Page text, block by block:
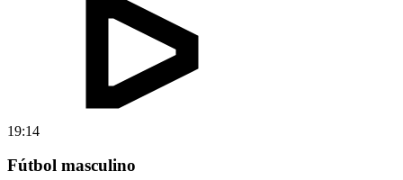
19:14
Fútbol masculino